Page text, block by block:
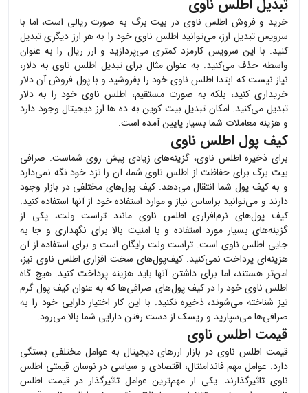
تبدیل اطلس ناوی
خرید و فروش اطلس ناوی در بیت برگ به صورت ریالی است، اما با
سرویس تبدیل ارز، می‌توانید اطلس ناویخود را به هر ارز دیگری تبدیل
کنید. با این سرویس کارمزد کمتری می‌پردازید و ارز ریال را به عنوان
واسطه حذف می‌کنید. به عنوان مثال برای تبدیل اطلس ناویبه دلار،
نیاز نیست که ابتدا اطلس ناویخود را بفروشید و با پول فروش آن دلار
خریداری کنید، بلکه به صورت مستقیم، اطلس ناویخود را به دلار
تبدیل می‌کنید. امکان تبدیل بیت کوین به ده ها ارز دیجیتال وجود دارد
و هزینه معاملات شما بسیار پایین آمده است.
کیف پول اطلس ناوی
برای ذخیره اطلس ناوی، گزینه‌های زیادی پیش روی شماست. صرافی
بیت برگ برای حفاظت از اطلس ناویشما، آن را نزد خود نگه نمی‌دارد
و به کیف پول شما انتقال می‌دهد. کیف پول‌های مختلفی در بازار وجود
دارند و می‌توانید براساس نیاز و موارد استفاده خود از آنها استفاده کنید.
کیف پول‌های نرم‌افزاری اطلس ناوی مانند تراست ولت، یکی از
گزینه‌های بسیار مورد استفاده و با امنیت بالا برای نگهداری و جا به
جایی اطلس ناوی است. تراست ولت رایگان است و برای استفاده از آن
هزینه‌ای پرداخت نمی‌کنید. کیف‌پول‌های سخت افزاری اطلس ناوی نیز،
امن‌تر هستند، اما برای داشتن آنها باید هزینه پرداخت کنید. هیچ گاه
اطلس ناویخود را در کیف پول‌های صرافی‌ها که به عنوان کیف پول گرم
نیز شناخته می‌شوند، ذخیره نکنید. با این کار اختیار دارایی خود را به
صرافی‌ها می‌سپارید و ریسک از دست رفتن دارایی شما بالا می‌رود.
قیمت اطلس ناوی
قیمت اطلس ناویدر بازار ارزهای دیجیتال به عوامل مختلفی بستگی
دارد. عوامل مهم فاندامنتال، اقتصادی و سیاسی در نوسان قیمتی اطلس
ناوی تاثیرگذارند. یکی از مهم‌ترین عوامل تاثیرگذار در قیمت اطلس